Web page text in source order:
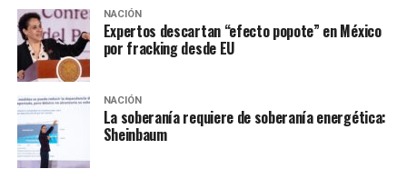
estadounidense”. Agregó que EU “podría ser de gran
ayuda en la gestión de esas centrales con su experiencia
en electricidad y servicios públicos”.
Además, Zelensky agradeció a Trump que siguiera
impulsado el intercambio de prisioneros de guerra y
destacó que ya se habían realizado los primeros
intercambios exitosos.
NACIÓN
Expertos descartan “efecto popote” en México
por fracking desde EU
NACIÓN
La soberanía requiere de soberanía energética:
Sheinbaum